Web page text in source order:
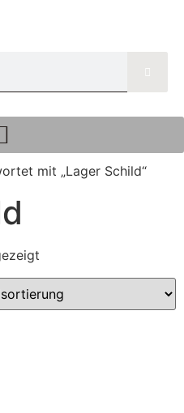
mit „Lager Schild“